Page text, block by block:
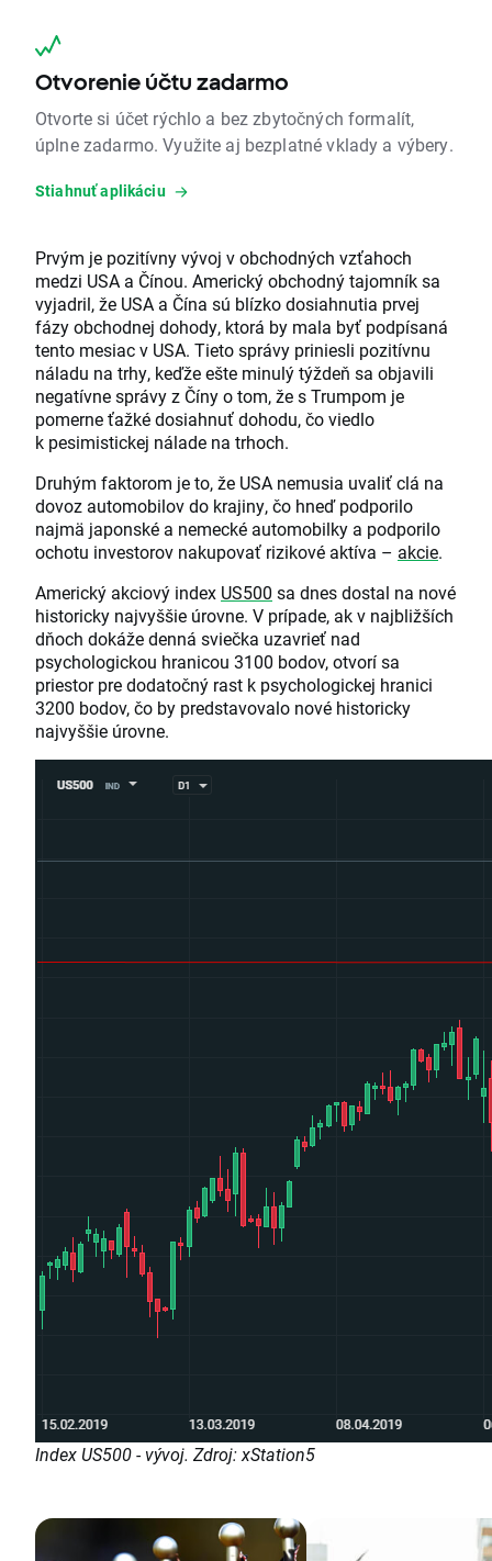
Otvorenie účtu zadarmo
Otvorte si účet rýchlo a bez zbytočných formalít,
úplne zadarmo. Využite aj bezplatné vklady a výbery.
Stiahnuť aplikáciu
Prvým je pozitívny vývoj v obchodných vzťahoch
medzi USA a Čínou. Americký obchodný tajomník sa
vyjadril, že USA a Čína sú blízko dosiahnutia prvej
fázy obchodnej dohody, ktorá by mala byť podpísaná
tento mesiac v USA. Tieto správy priniesli pozitívnu
náladu na trhy, keďže ešte minulý týždeň sa objavili
negatívne správy z Číny o tom, že s Trumpom je
pomerne ťažké dosiahnuť dohodu, čo viedlo
k pesimistickej nálade na trhoch.
Druhým faktorom je to, že USA nemusia uvaliť clá na
dovoz automobilov do krajiny, čo hneď podporilo
najmä japonské a nemecké automobilky a podporilo
ochotu investorov nakupovať rizikové aktíva – akcie.
Americký akciový index US500 sa dnes dostal na nové
historicky najvyššie úrovne. V prípade, ak v najbližších
dňoch dokáže denná sviečka uzavrieť nad
psychologickou hranicou 3100 bodov, otvorí sa
priestor pre dodatočný rast k psychologickej hranici
3200 bodov, čo by predstavovalo nové historicky
najvyššie úrovne.
Index US500 - vývoj. Zdroj: xStation5